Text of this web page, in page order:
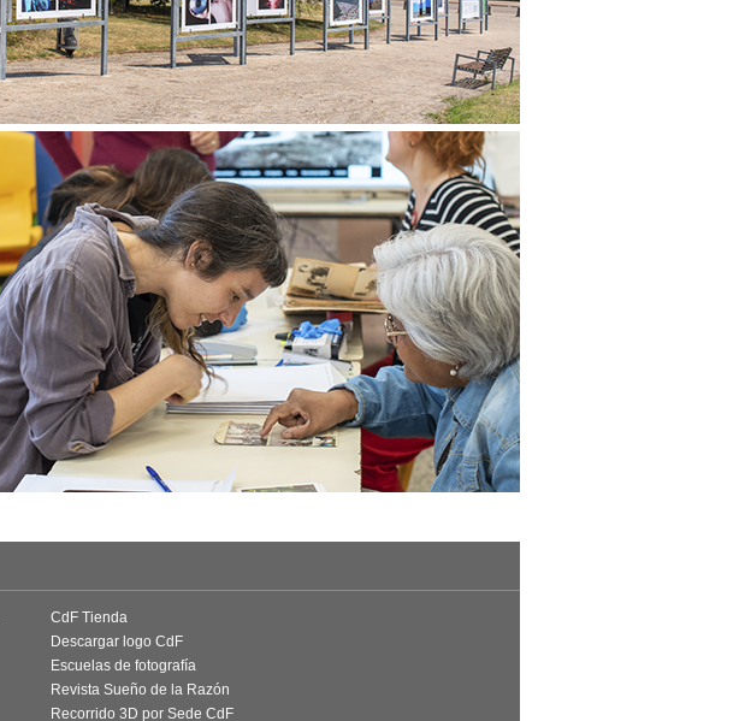
CdF Tienda
Descargar logo CdF
Escuelas de fotografía
Revista Sueño de la Razón
Recorrido 3D por Sede CdF